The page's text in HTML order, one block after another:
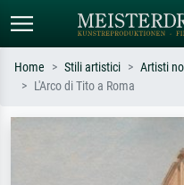
Impressionismo, onda di Hokusai,
Home Stili artistici Artisti
L'Arco di Tito a Roma